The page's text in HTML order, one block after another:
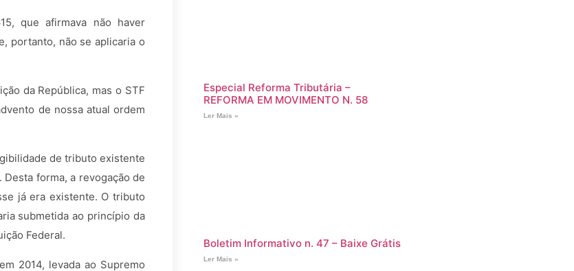
que afirmava não haver
portanto, não se aplicaria o
da República, mas o STF
de nossa atual ordem
de tributo existente
forma, a revogação de
já era existente. O tributo
submetida ao princípio da
Federal.
2014, levada ao Supremo
Especial Reforma Tributária –
REFORMA EM MOVIMENTO N. 58
Ler Mais »
Boletim Informativo n. 47 – Baixe Grátis
Ler Mais »